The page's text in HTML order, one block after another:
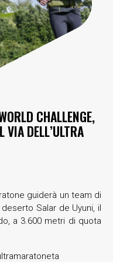
CHALLENGE,
DELL’ULTRA
guiderà un team di
Salar de Uyuni, il
a 3.600 metri di quota